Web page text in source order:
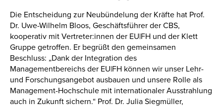
Die Entscheidung zur Neubündelung der Kräfte hat Prof.
Dr. Uwe-Wilhelm Bloos, Geschäftsführer der CBS,
kooperativ mit Vertreter:innen der EU|FH und der Klett
Gruppe getroffen. Er begrüßt den gemeinsamen
Beschluss: „Dank der Integration des
Managementbereichs der EU|FH können wir unser Lehr-
und Forschungsangebot ausbauen und unsere Rolle als
Management-Hochschule mit internationaler Ausstrahlung
auch in Zukunft sichern.“ Prof. Dr. Julia Siegmüller,